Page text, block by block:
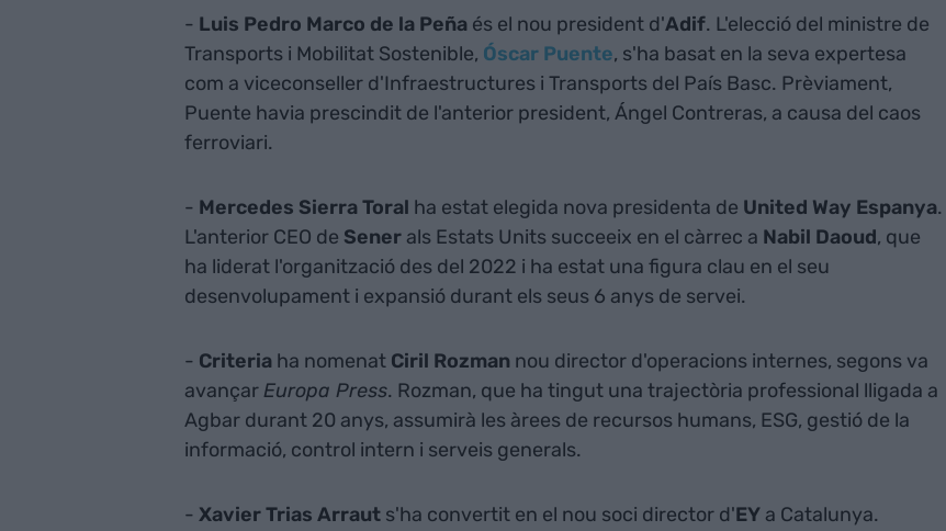
- Luis Pedro Marco de la Peñaés el nou president d'Adif. L'elecció del ministre de
Transports i Mobilitat Sostenible, Óscar Puente, s'ha basat en la seva expertesa
com a viceconseller d'Infraestructures i Transports del País Basc. Prèviament,
Puente havia prescindit de l'anterior president, Ángel Contreras, a causa del caos
ferroviari.
- Mercedes Sierra Toral ha estat elegida nova presidenta de United Way Espanya.
L'anterior CEO de Sener als Estats Units succeeix en el càrrec a Nabil Daoud, que
ha liderat l'organització des del 2022 i ha estat una figura clau en el seu
desenvolupament i expansió durant els seus 6 anys de servei.
- Criteria ha nomenat Ciril Rozman nou director d'operacions internes, segons va
avançarEuropa Press. Rozman, que ha tingut una trajectòria professional lligada a
Agbar durant 20 anys, assumirà les àrees de recursos humans, ESG, gestió de la
informació, control intern i serveis generals.
- Xavier Trias Arraut s'ha convertit en el nou soci director d'EYa Catalunya.